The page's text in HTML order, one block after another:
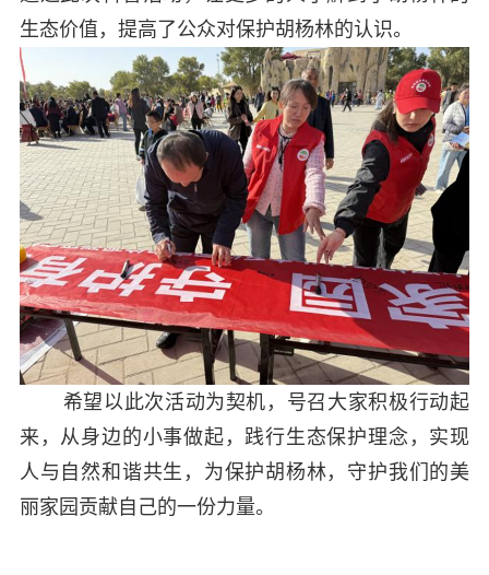
生态价值，提高了公众对保护胡杨林的认识。
希望以此次活动为契机，号召大家积极行动起
来，从身边的小事做起，践行生态保护理念，实现
人与自然和谐共生，为保护胡杨林，守护我们的美
丽家园贡献自己的一份力量。